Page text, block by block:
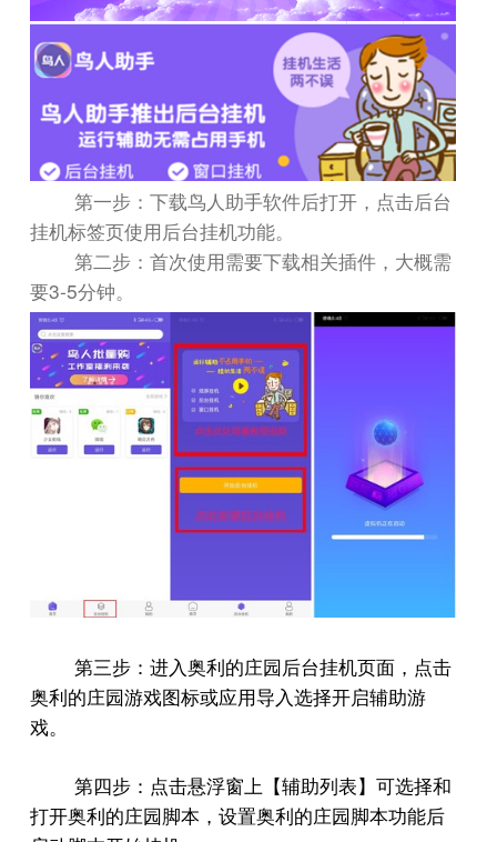
第一步：下载鸟人助手软件后打开，点击后台
挂机标签页使用后台挂机功能。
第二步：首次使用需要下载相关插件，大概需
要3-5分钟。
第三步：进入奥利的庄园后台挂机页面，点击
奥利的庄园游戏图标或应用导入选择开启辅助游
戏。
第四步：点击悬浮窗上【辅助列表】可选择和
打开奥利的庄园脚本，设置奥利的庄园脚本功能后